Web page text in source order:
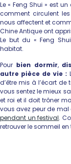
Le « Feng Shui » est
comment circulent
nous affectent et
Chine Antique ont
Le but du « Feng
habitat.
Pour bien dormir,
autre pièce de vie :
d’être mis à l’écart de
vous sentez le mieux
et roi et il doit trôner
vous avez peur de mal
pendant un festival.
retrouver le sommeil